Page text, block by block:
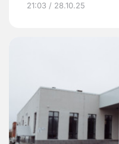
21:03 / 28.10.25